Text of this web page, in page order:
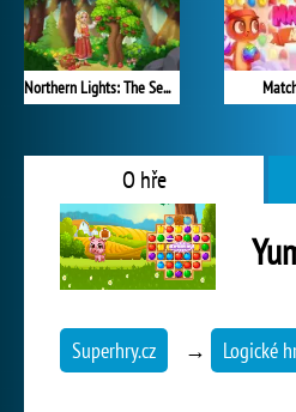
Northern Lights: The Secret of the Forest
O hře
Superhry.cz → Logické